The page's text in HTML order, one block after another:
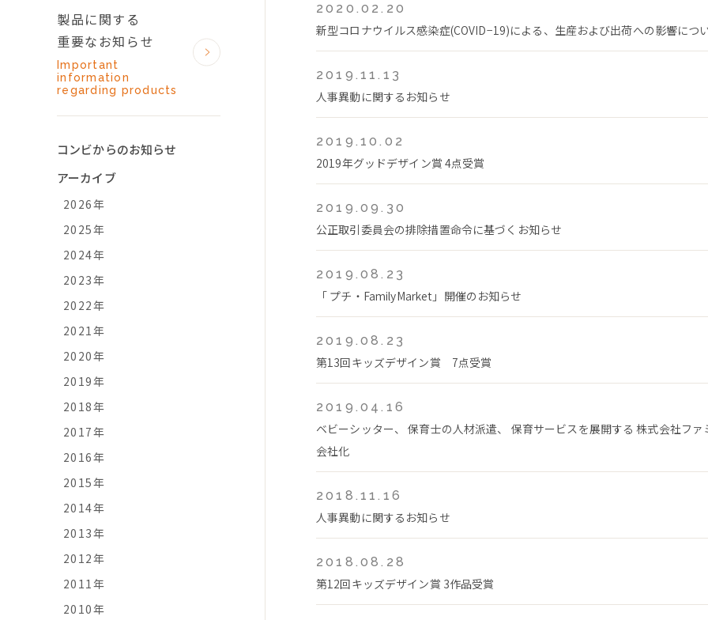
2020.02.20
新型コロナウイルス感染症(COVID−19)による、生産および出荷への影響につ
2019.11.13
人事異動に関するお知らせ
2019.10.02
2019年グッドデザイン賞 4点受賞
2019.09.30
公正取引委員会の排除措置命令に基づくお知らせ
2019.08.23
「 プチ・FamilyMarket」開催のお知らせ
2019.08.23
第13回キッズデザイン賞 7点受賞
2019.04.16
ベビーシッター、 保育士の人材派遣、 保育サービスを展開する 株式会社フ
会社化
2018.11.16
人事異動に関するお知らせ
2018.08.28
第12回キッズデザイン賞 3作品受賞
製品に関する
重要なお知らせ
Important
information
regarding products
コンビからのお知らせ
アーカイブ
2026年
2025年
2024年
2023年
2022年
2021年
2020年
2019年
2018年
2017年
2016年
2015年
2014年
2013年
2012年
2011年
2010年